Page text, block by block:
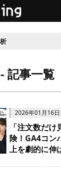
記事一覧
2026年01月16日
「注文数だ
険！GA4コン
上を劇的に伸